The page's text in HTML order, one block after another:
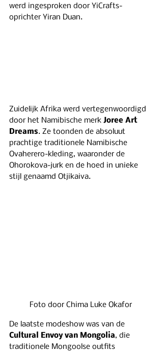
werd ingesproken door YiCrafts-
oprichter Yiran Duan.
Zuidelijk Afrika werd vertegenwoordigd
door het Namibische merk Joree Art
Dreams. Ze toonden de absoluut
prachtige traditionele Namibische
Ovaherero-kleding, waaronder de
Ohorokova-jurk en de hoed in unieke
stijl genaamd Otjikaiva.
Foto door Chima Luke Okafor
De laatste modeshow was van de
Cultural Envoy van Mongolia, die
traditionele Mongoolse outfits